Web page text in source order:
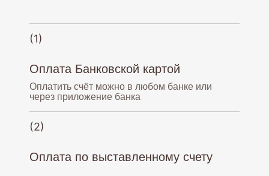
Оплатить счёт можно в любом банке или
через приложение банка
Оплата по выставленному счету
Оплата Банковской картой
(2)
(1)